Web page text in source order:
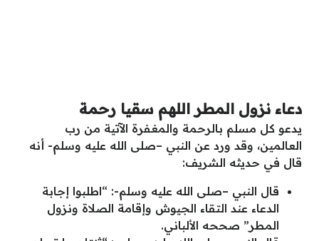
دعاء نزول المطر اللهم سقيا رحمة
يدعو كل مسلم بالرحمة والمغفرة الآتية من رب
العالمين، وقد ورد عن النبي –صلى الله عليه وسلم- أنه
قال في حديثه الشريف:
قال النبي –صلى الله عليه وسلم-: “اطلبوا إجابة
الدعاء عند التقاء الجيوش وإقامة الصلاة ونزول
المطر” صححه الألباني.